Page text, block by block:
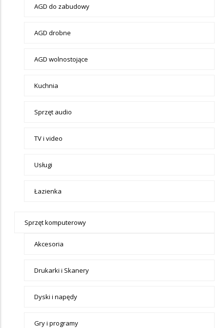
ElektronikaAGD do zabudowy
AGD drobne
AGD wolnostojące
Kuchnia
Sprzęt audio
TV i video
Usługi
Łazienka
Sprzęt komputerowy
Akcesoria
Drukarki i Skanery
Dyski i napędy
Gry i programy